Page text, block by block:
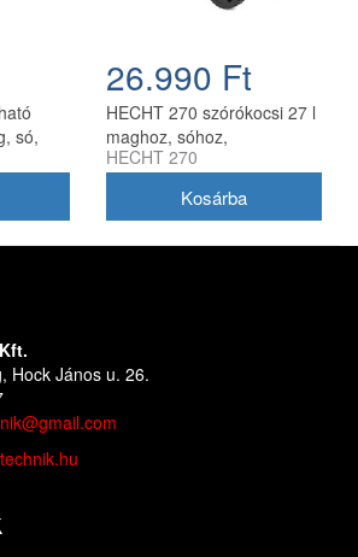
só,
26.990 Ft
HECHT 270 szórókocsi 27 l
maghoz, sóhoz,
műtrágyához
HECHT 270
Hock János u. 26.